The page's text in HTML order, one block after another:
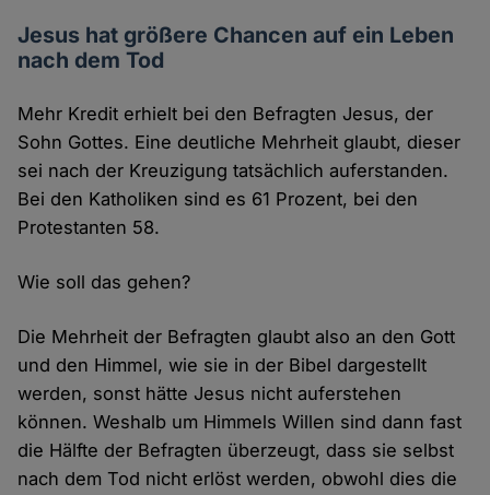
Jesus hat größere Chancen auf ein Leben
nach dem Tod
Mehr Kredit erhielt bei den Befragten Jesus, der
Sohn Gottes. Eine deutliche Mehrheit glaubt, dieser
sei nach der Kreuzigung tatsächlich auferstanden.
Bei den Katholiken sind es 61 Prozent, bei den
Protestanten 58.
Wie soll das gehen?
Die Mehrheit der Befragten glaubt also an den Gott
und den Himmel, wie sie in der Bibel dargestellt
werden, sonst hätte Jesus nicht auferstehen
können. Weshalb um Himmels Willen sind dann fast
die Hälfte der Befragten überzeugt, dass sie selbst
nach dem Tod nicht erlöst werden, obwohl dies die